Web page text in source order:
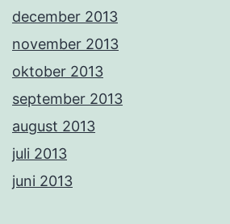
december 2013
november 2013
oktober 2013
september 2013
august 2013
juli 2013
juni 2013